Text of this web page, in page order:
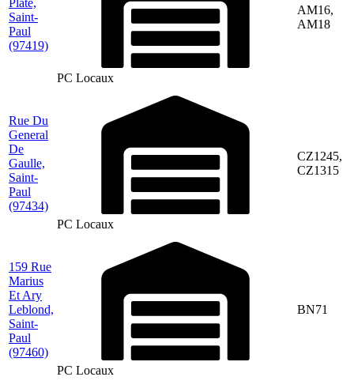
Plate,
Saint-
Paul
(97419)
PC Locaux
AM16,
AM18
Rue Du
General
De
Gaulle,
Saint-
Paul
(97434)
PC Locaux
CZ1245,
CZ1315
159 Rue
Marius
Et Ary
Leblond,
Saint-
Paul
(97460)
PC Locaux
BN71